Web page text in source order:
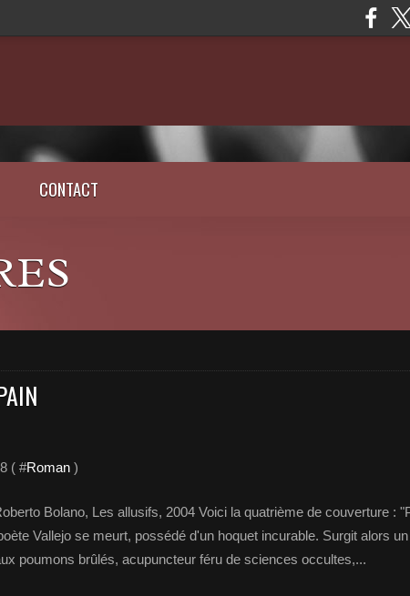
CONTACT
( #Roman )
Bolano, Les allusifs, 2004 Voici la quatrième de couverture :
Vallejo se meurt, possédé d'un hoquet incurable. Surgit alors un
poumons brûlés, acupuncteur féru de sciences occultes,...